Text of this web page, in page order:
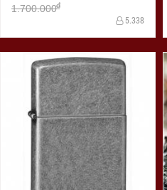
1.700.000đ
5.338